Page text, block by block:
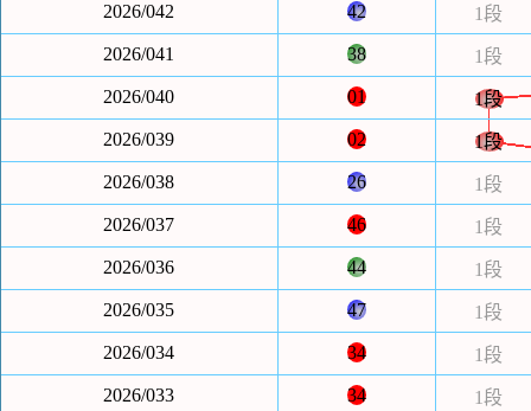
2026/042
42
1段
2026/041
38
1段
2026/040
01
1段
2026/039
02
1段
2026/038
26
1段
2026/037
46
1段
2026/036
44
1段
2026/035
47
1段
2026/034
34
1段
2026/033
34 1段